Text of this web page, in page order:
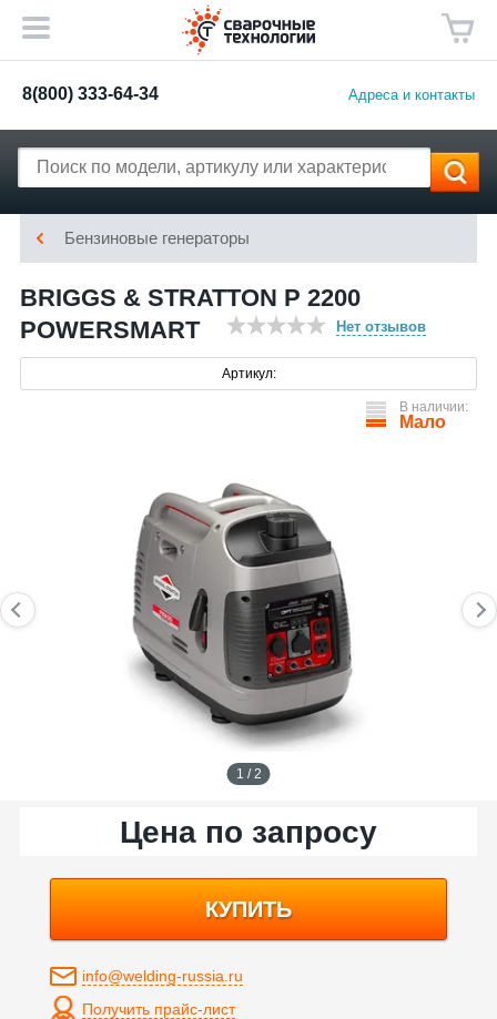
8(800) 333-64-34 Адреса и контакты
Бензиновые генераторы
BRIGGS & STRATTON P 2200
POWERSMART
Нет отзывов
Артикул:
В наличии:
Мало
1 / 2
Цена по запросу
КУПИТЬ
info@welding-russia.ru
Получить прайс-лист